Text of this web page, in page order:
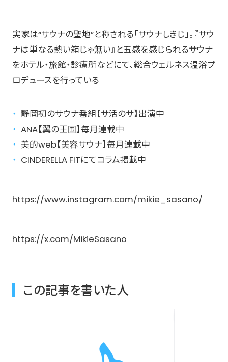
実家は“サウナの聖地”と称される「サウナしきじ」。『サウ
ナは単なる熱い箱じゃ無い』と五感を感じられるサウナ
をホテル・旅館・診療所などにて、総合ウェルネス温浴プ
ロデュースを行っている
静岡初のサウナ番組【サ活のサ】出演中
ANA【翼の王国】毎月連載中
美的web【美容サウナ】毎月連載中
CINDERELLA FITにてコラム掲載中
https://www.instagram.com/mikie_sasano/
https://x.com/MikieSasano
この記事を書いた人